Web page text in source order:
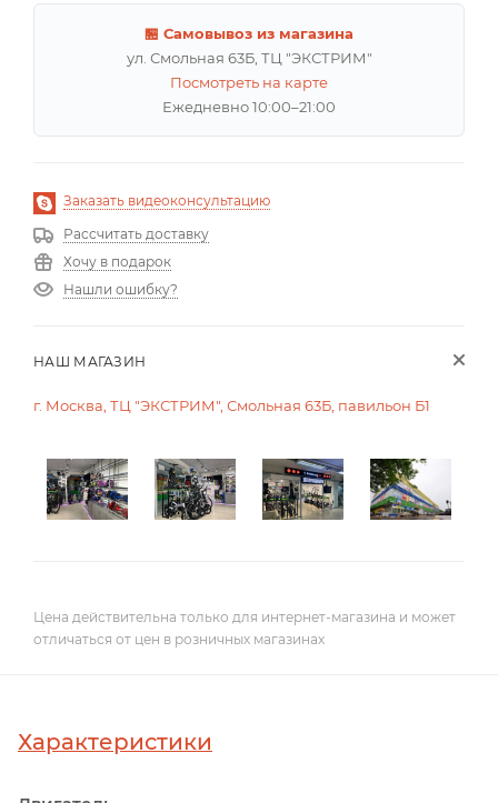
🏪 Самовывоз из магазина
ул. Смольная 63Б, ТЦ "ЭКСТРИМ"
Посмотреть на карте
Ежедневно 10:00–21:00
Заказать видеоконсультацию
Рассчитать доставку
Хочу в подарок
Нашли ошибку?
НАШ МАГАЗИН
г. Москва, ТЦ "ЭКСТРИМ", Смольная 63Б, павильон Б1
Цена действительна только для интернет-магазина и может
отличаться от цен в розничных магазинах
Характеристики